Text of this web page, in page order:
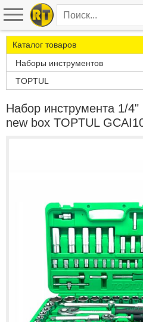
Каталог товаров
Наборы инструментов
TOPTUL
Набор инструмента 1/
new box TOPTUL